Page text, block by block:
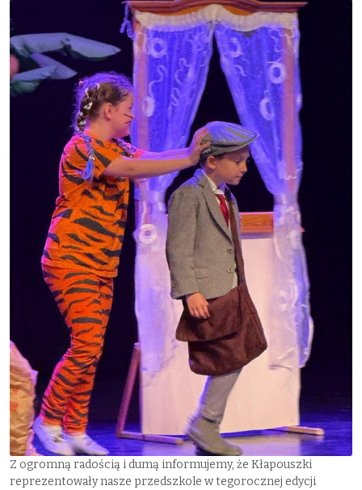
Z ogromną radością i dumą informujemy, że Kłapouszki
reprezentowały nasze przedszkole w tegorocznej edycji